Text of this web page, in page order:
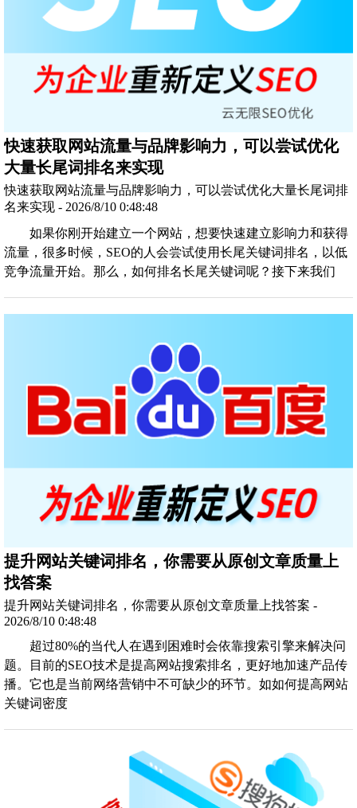
快速获取网站流量与品牌影响力，可以尝试优化
大量长尾词排名来实现
快速获取网站流量与品牌影响力，可以尝试优化大量长尾词排
名来实现 - 2026/8/10 0:48:48
如果你刚开始建立一个网站，想要快速建立影响力和获得
流量，很多时候，SEO的人会尝试使用长尾关键词排名，以低
竞争流量开始。那么，如何排名长尾关键词呢？接下来我们
提升网站关键词排名，你需要从原创文章质量上
找答案
提升网站关键词排名，你需要从原创文章质量上找答案 -
2026/8/10 0:48:48
超过80%的当代人在遇到困难时会依靠搜索引擎来解决问
题。目前的SEO技术是提高网站搜索排名，更好地加速产品传
播。它也是当前网络营销中不可缺少的环节。如如何提高网站
关键词密度